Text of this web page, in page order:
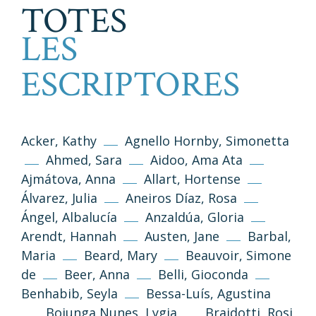
TOTES
LES
ESCRIPTORES
Acker, Kathy
Agnello Hornby, Simonetta
Ahmed, Sara
Aidoo, Ama Ata
Ajmátova, Anna
Allart, Hortense
Álvarez, Julia
Aneiros Díaz, Rosa
Ángel, Albalucía
Anzaldúa, Gloria
Arendt, Hannah
Austen, Jane
Barbal,
Maria
Beard, Mary
Beauvoir, Simone
de
Beer, Anna
Belli, Gioconda
Benhabib, Seyla
Bessa-Luís, Agustina
Bojunga Nunes, Lygia
Braidotti, Rosi